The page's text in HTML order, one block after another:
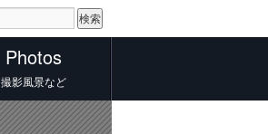
Photos
撮影風景など